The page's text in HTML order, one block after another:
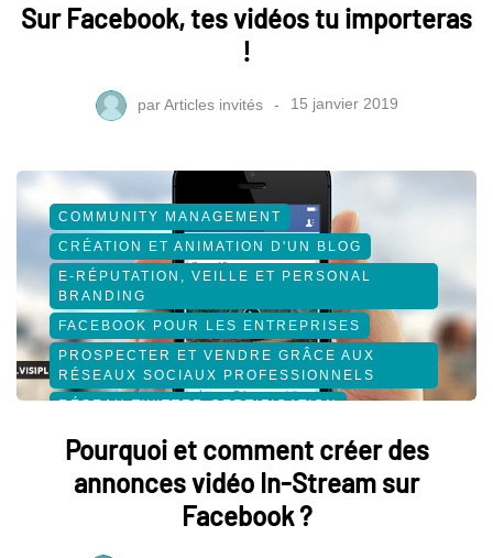
Sur Facebook, tes vidéos tu importeras
!
parArticles invités 15 janvier 2019
COMMUNITY MANAGEMENT
CRÉATION ET ANIMATION D'UN BLOG
E-RÉPUTATION, VEILLE ET PERSONAL
BRANDING
FACEBOOK POUR LES ENTREPRISES
PROSPECTER ET VENDRE GRÂCE AUX
RÉSEAUX SOCIAUX PROFESSIONNELS
RÉSEAU TWITTER CERTIFICATION
RÉSEAUX SOCIAUX NIVEAU AVANCÉ
SOCIAL MEDIA
Pourquoi et comment créer des
annonces vidéo In-Stream sur
Facebook ?